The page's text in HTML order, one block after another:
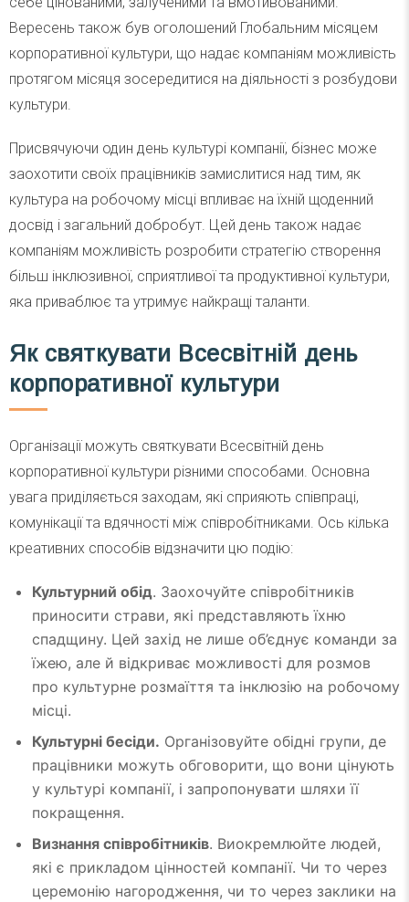
Вересень також був оголошений Глобальним місяцем
корпоративної культури, що надає компаніям можливість
протягом місяця зосередитися на діяльності з розбудови
культури.
Присвячуючи один день культурі компанії, бізнес може
заохотити своїх працівників замислитися над тим, як
культура на робочому місці впливає на їхній щоденний
досвід і загальний добробут. Цей день також надає
компаніям можливість розробити стратегію створення
більш інклюзивної, сприятливої та продуктивної культури,
яка приваблює та утримує найкращі таланти.
Як святкувати Всесвітній день
корпоративної культури
Організації можуть святкувати Всесвітній день
корпоративної культури різними способами. Основна
увага приділяється заходам, які сприяють співпраці,
комунікації та вдячності між співробітниками. Ось кілька
креативних способів відзначити цю подію:
Культурний обід. Заохочуйте співробітників
приносити страви, які представляють їхню
спадщину. Цей захід не лише об’єднує команди за
їжею, але й відкриває можливості для розмов
про культурне розмаїття та інклюзію на робочому
місці.
Культурні бесіди. Організовуйте обідні групи, де
працівники можуть обговорити, що вони цінують
у культурі компанії, і запропонувати шляхи її
покращення.
Визнання співробітників. Виокремлюйте людей,
які є прикладом цінностей компанії. Чи то через
церемонію нагородження, чи то через заклики на